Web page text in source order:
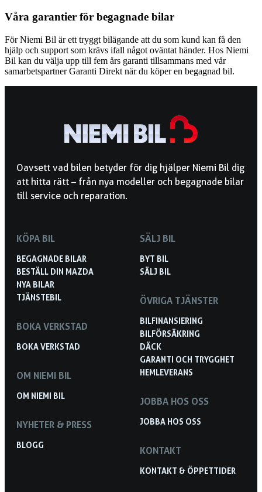
Våra garantier för begagnade bilar
För Niemi Bil är ett tryggt bilägande att du som kund kan få den
hjälp och support som krävs ifall något oväntat händer. Hos Niemi
Bil kan du välja upp till fem års garanti tillsammans med vår
samarbetspartner Garanti Direkt när du köper en begagnad bil.
Oavsett vad bilen betyder för dig hjälper Niemi Bil dig
att hitta rätt – från nya modeller och begagnade bilar
till service och reparation.
KÖPA BIL
BEGAGNADE BILAR
BESTÄLL DIN MAZDA
NYA BILAR
TJÄNSTEBIL
BOKA VERKSTAD
BOKA VERKSTAD
OM NIEMI BIL
OM NIEMI BIL
NYHETER & PRESS
BLOGG
SÄLJ BIL
BYT BIL
SÄLJ BIL
ÖVRIGA TJÄNSTER
BILFINANSIERING
BILFÖRSÄKRING
DÄCK
GARANTI OCH TRYGGHET
HEMLEVERANS
JOBBA HOS OSS
JOBBA HOS OSS
KONTAKT
KONTAKT & ÖPPETTIDER